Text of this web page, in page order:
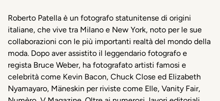
Roberto Patella è un fotografo statunitense di origini
italiane, che vive tra Milano e New York, noto per le sue
collaborazioni con le più importanti realtà del mondo della
moda. Dopo aver assistito il leggendario fotografo e
regista Bruce Weber, ha fotografato artisti famosi e
celebrità come Kevin Bacon, Chuck Close ed Elizabeth
Nyamayaro, Mäneskin per riviste come Elle, Vanity Fair,